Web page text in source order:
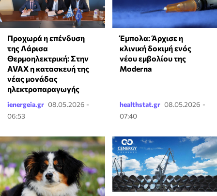
Προχωρά η επένδυση
της Λάρισα
Θερμοηλεκτρική: Στην
AVAX η κατασκευή της
νέας μονάδας
ηλεκτροπαραγωγής
ienergeia.gr 08.05.2026 -
06:53
Έμπολα: Άρχισε η
κλινική δοκιμή ενός
νέου εμβολίου της
Moderna
healthstat.gr 08.05.2026 -
07:40